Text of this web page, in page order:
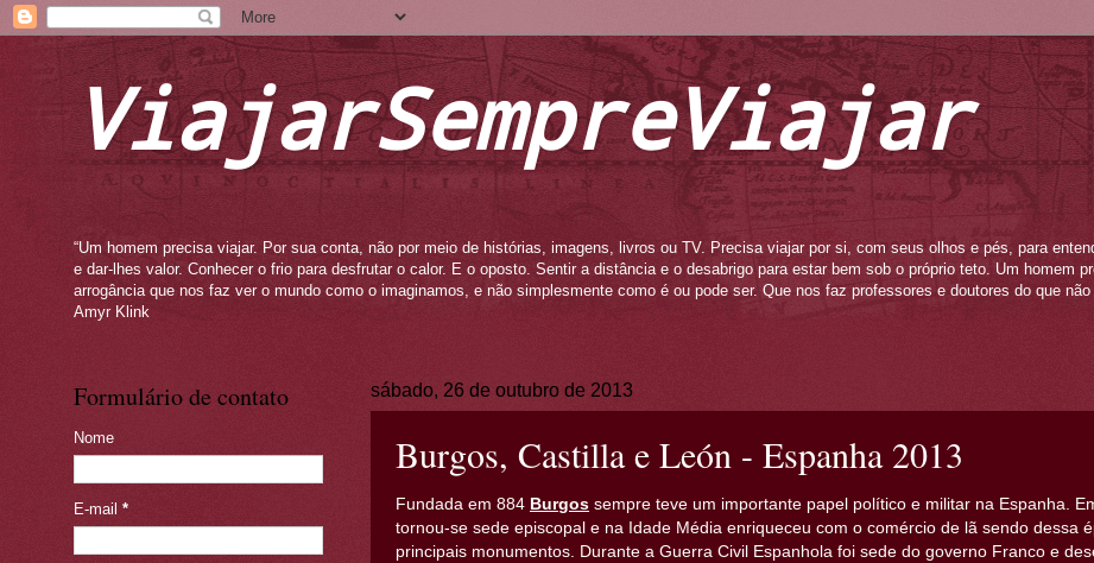
ViajarSempreViajar
“Um homem precisa viajar. Por sua conta, não por meio de histórias, imagens, livros ou TV. Precisa viajar por si, com seus olhos e pés, para
e dar-lhes valor. Conhecer o frio para desfrutar o calor. E o oposto. Sentir a distância e o desabrigo para estar bem sob o próprio teto. Um homem
arrogância que nos faz ver o mundo como o imaginamos, e não simplesmente como é ou pode ser. Que nos faz professores e doutores do que
Amyr Klink
sábado, 26 de outubro de 2013
Burgos, Castilla e León - Espanha 2013
Fundada em 884 Burgos sempre teve um importante papel político e militar na Espanha.
tornou-se sede episcopal e na Idade Média enriqueceu com o comércio de lã sendo dessa
principais monumentos. Durante a Guerra Civil Espanhola foi sede do governo Franco e
Formulário de contato
Nome
E-mail *